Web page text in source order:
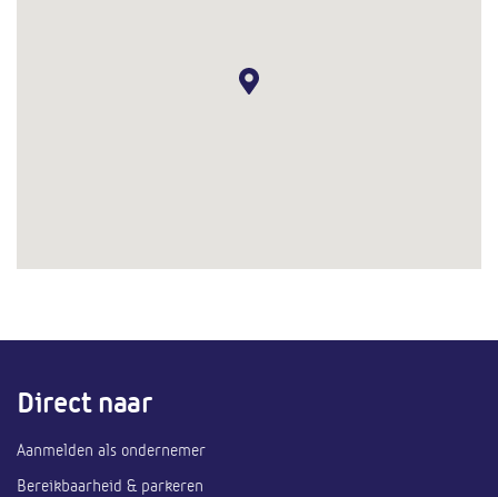
Direct naar
Aanmelden als ondernemer
Bereikbaarheid & parkeren